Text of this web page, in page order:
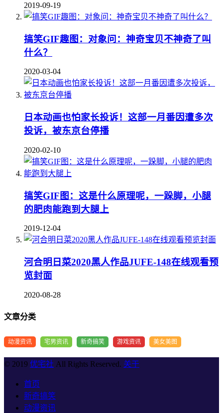
2019-09-19
搞笑GIF趣图：对象问：神奇宝贝不神奇了叫
什么？
2020-03-04
日本动画也怕家长投诉！这部一月番因遭多次
投诉，被东京台停播
2020-02-10
搞笑GIF图：这是什么原理呢，一跺脚，小腿
的肥肉能跑到大腿上
2019-12-04
河合明日菜2020黑人作品JUFE-148在线观看预
览封面
2020-08-28
文章分类
动漫资讯 宅男资讯 新奇搞笑 游戏资讯 美女美图
© 2019 优宅社 All Rights Reserved. 关于
首页
新奇搞笑
动漫资讯